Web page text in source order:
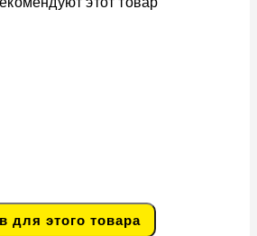
для этого товара